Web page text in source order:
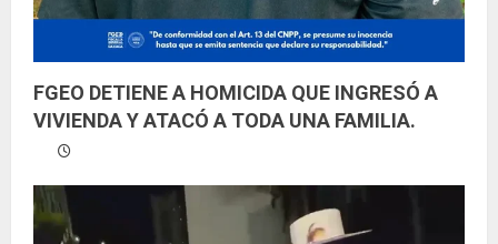
FGEO DETIENE A HOMICIDA QUE INGRESÓ A
VIVIENDA Y ATACÓ A TODA UNA FAMILIA.